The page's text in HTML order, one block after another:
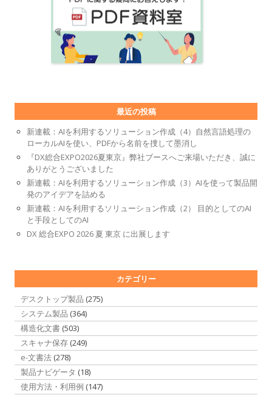
最近の投稿
新連載：AIを利用するソリューション作成（4）自然言語処理の
ローカルAIを使い、PDFから名前を捜して墨消し
『DX総合EXPO2026夏東京』弊社ブースへご来場いただき、誠に
ありがとうございました
新連載：AIを利用するソリューション作成（3）AIを使って製品開
発のアイデアを詰める
新連載：AIを利用するソリューション作成（2） 目的としてのAI
と手段としてのAI
DX 総合EXPO 2026 夏 東京 に出展します
カテゴリー
デスクトップ製品 (275)
システム製品 (364)
構造化文書 (503)
スキャナ保存 (249)
e-文書法 (278)
製品ナビゲータ (18)
使用方法・利用例 (147)